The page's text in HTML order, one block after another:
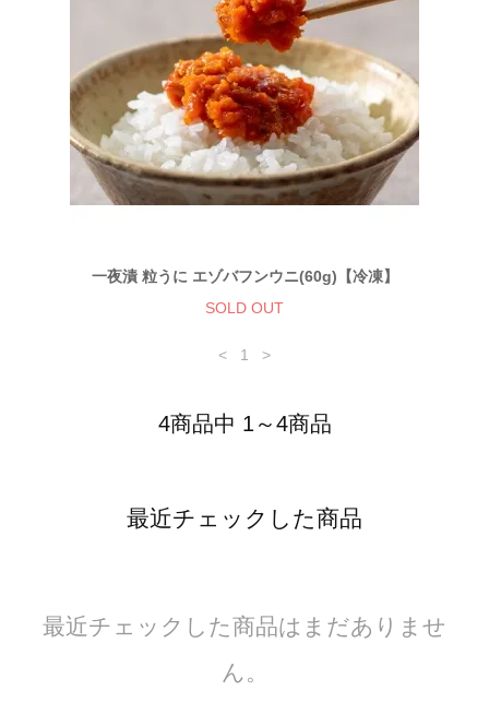
一夜漬 粒うに エゾバフンウニ(60g)【冷凍】
SOLD OUT
< 1 >
4商品中 1～4商品
最近チェックした商品
最近チェックした商品はまだありませ
ん。